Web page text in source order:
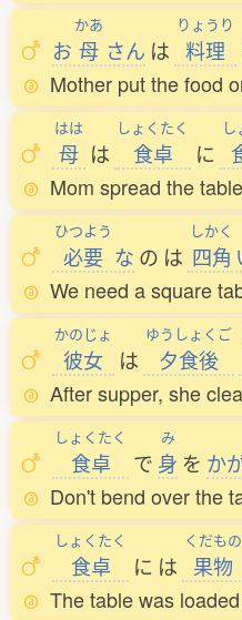
お
かあ
母 さん は
りょうり
料理
Mother put the food
はは
母 は
しょくたく
食卓 に
Mom spread the
ひつよう
必要 な の は
しかく
四角
We need a square
かのじょ
彼女 は
ゆうしょくご
夕食後
After supper, she
しょくたく
食卓 で
み
身 を か
Don't bend over the
しょくたく
食卓 に は
くだもの
果物
The table was